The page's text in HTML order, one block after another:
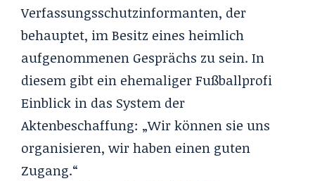
Verfassungsschutzinformanten, der
behauptet, im Besitz eines heimlich
aufgenommenen Gesprächs zu sein. In
diesem gibt ein ehemaliger Fußballprofi
Einblick in das System der
Aktenbeschaffung: „Wir können sie uns
organisieren, wir haben einen guten
Zugang.“